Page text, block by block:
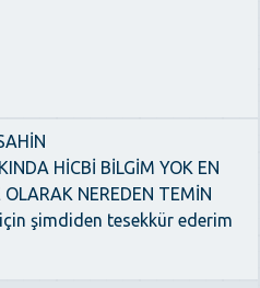
HİCBİ BİLGİM YOK EN
NEREDEN TEMİN
için şimdiden tesekkür ederim